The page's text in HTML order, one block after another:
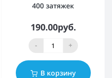
400 затяжек
190.00руб.
- +
В корзину